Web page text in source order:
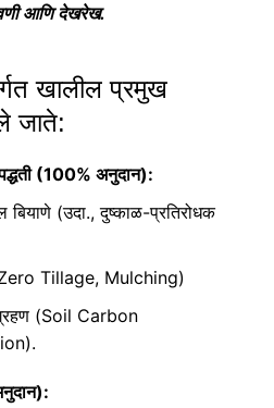
आणि देखरेख.
खालील प्रमुख
जाते:
(100% अनुदान):
बियाणे (उदा., दुष्काळ-प्रतिरोधक
Tillage, Mulching)
(Soil Carbon